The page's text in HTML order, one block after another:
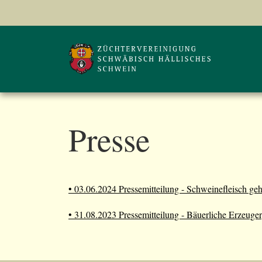
Presse
• 03.06.2024 Pressemitteilung - Schweinefleisch
• 31.08.2023 Pressemitteilung - Bäuerliche